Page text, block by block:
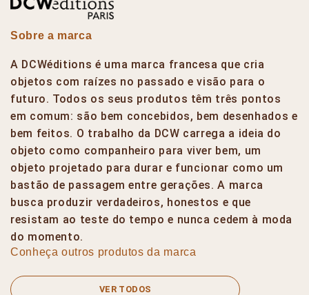
Sobre a marca
A DCWéditions é uma marca francesa que cria
objetos com raízes no passado e visão para o
futuro. Todos os seus produtos têm três pontos
em comum: são bem concebidos, bem desenhados e
bem feitos. O trabalho da DCW carrega a ideia do
objeto como companheiro para viver bem, um
objeto projetado para durar e funcionar como um
bastão de passagem entre gerações. A marca
busca produzir verdadeiros, honestos e que
resistam ao teste do tempo e nunca cedem à moda
do momento.
Conheça outros produtos da marca
VER TODOS